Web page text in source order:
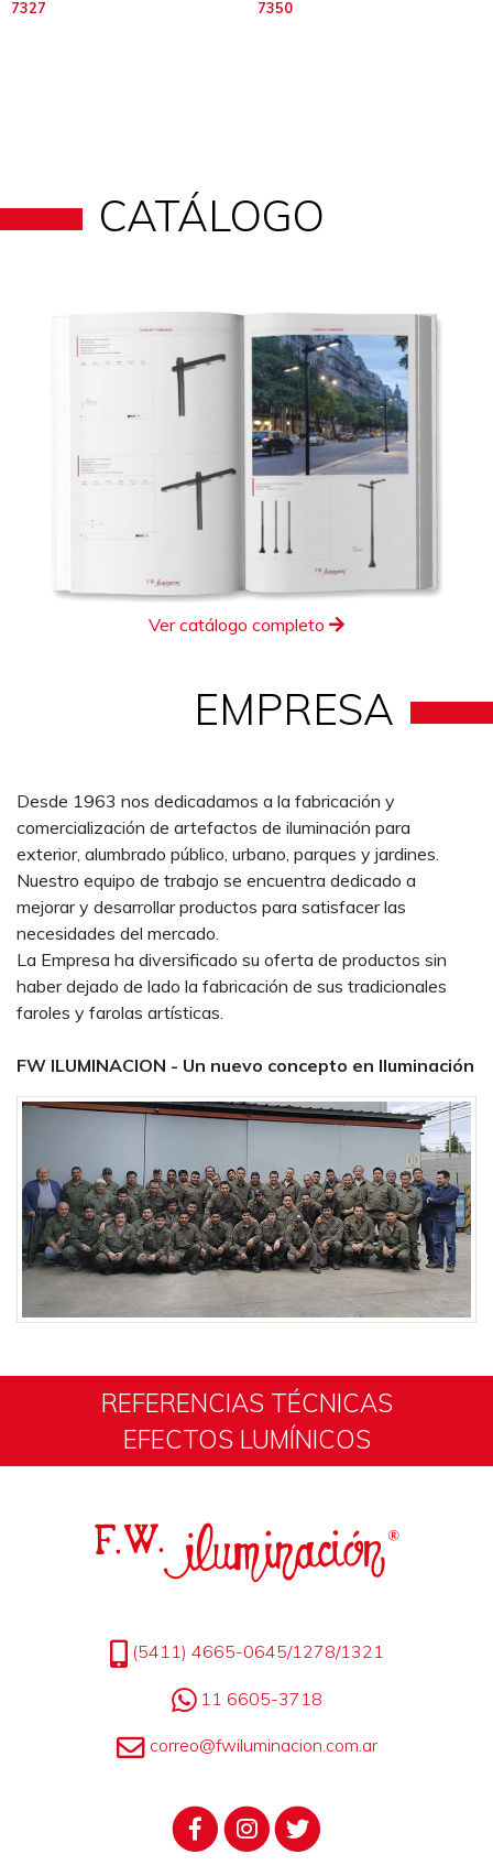
7327 7350
CATÁLOGO
Ver catálogo completo
EMPRESA
Desde 1963 nos dedicadamos a la fabricación y
comercialización de artefactos de iluminación para
exterior, alumbrado público, urbano, parques y jardines.
Nuestro equipo de trabajo se encuentra dedicado a
mejorar y desarrollar productos para satisfacer las
necesidades del mercado.
La Empresa ha diversificado su oferta de productos sin
haber dejado de lado la fabricación de sus tradicionales
faroles y farolas artísticas.
FW ILUMINACION - Un nuevo concepto en Iluminación
REFERENCIAS TÉCNICAS
EFECTOS LUMÍNICOS
(5411) 4665-0645/1278/1321
11 6605-3718
correo@fwiluminacion.com.ar